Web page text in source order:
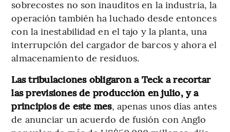
sobrecostes no son inauditos en la industria, la
operación también ha luchado desde entonces
con la inestabilidad en el tajo y la planta, una
interrupción del cargador de barcos y ahora el
almacenamiento de residuos.
Las tribulaciones obligaron a Teck a recortar
las previsiones de producción en julio, y a
principios de este mes, apenas unos días antes
de anunciar un acuerdo de fusión con Anglo